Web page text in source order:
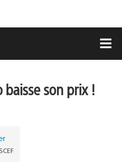
baisse son prix !